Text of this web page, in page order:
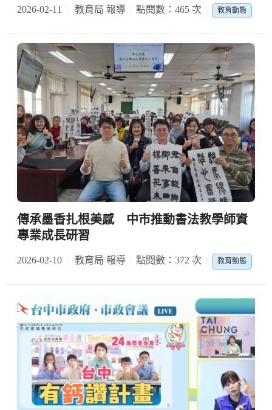
2026-02-11 教育局 報導 點閱數：465 次 教育動態
傳承墨香扎根美感 中市推動書法教學師資
專業成長研習
2026-02-10 教育局 報導 點閱數：372 次 教育動態